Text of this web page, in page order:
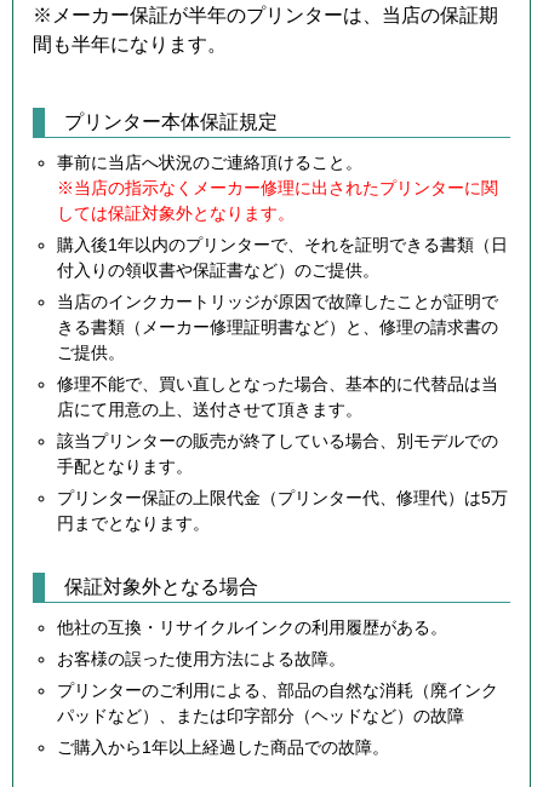
※メーカー保証が半年のプリンターは、当店の保証期
間も半年になります。
プリンター本体保証規定
事前に当店へ状況のご連絡頂けること。
※当店の指示なくメーカー修理に出されたプリンターに関
しては保証対象外となります。
購入後1年以内のプリンターで、それを証明できる書類（日
付入りの領収書や保証書など）のご提供。
当店のインクカートリッジが原因で故障したことが証明で
きる書類（メーカー修理証明書など）と、修理の請求書の
ご提供。
修理不能で、買い直しとなった場合、基本的に代替品は当
店にて用意の上、送付させて頂きます。
該当プリンターの販売が終了している場合、別モデルでの
手配となります。
プリンター保証の上限代金（プリンター代、修理代）は5万
円までとなります。
保証対象外となる場合
他社の互換・リサイクルインクの利用履歴がある。
お客様の誤った使用方法による故障。
プリンターのご利用による、部品の自然な消耗（廃インク
パッドなど）、または印字部分（ヘッドなど）の故障
ご購入から1年以上経過した商品での故障。